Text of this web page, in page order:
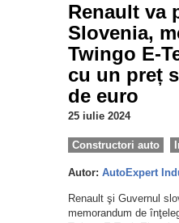
Renault va
Slovenia,
Twingo E-
cu un preț
de euro
25 iulie 2024
Constructori auto
Autor: AutoExpert
Renault şi Guvernul
memorandum de